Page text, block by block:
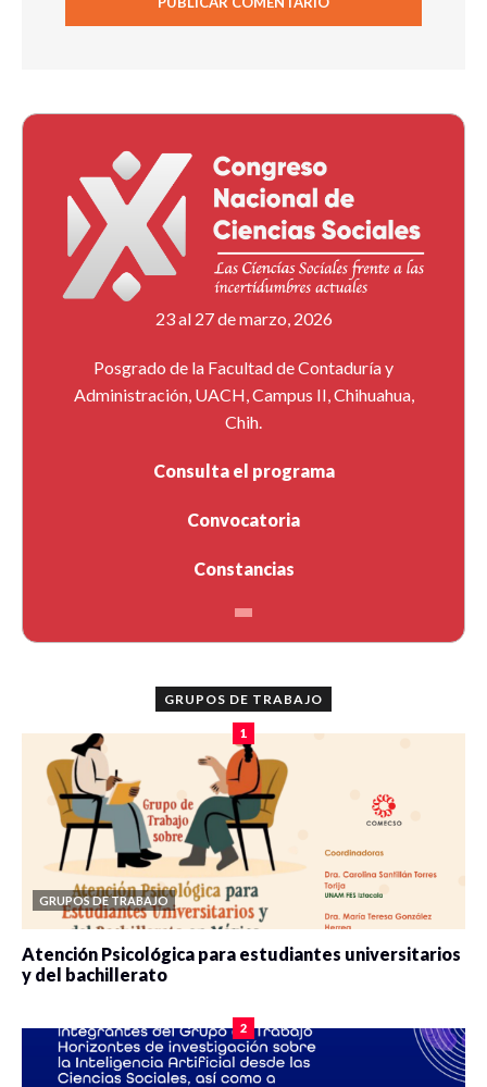
23 al 27 de marzo, 2026
Posgrado de la Facultad de Contaduría y
Administración, UACH, Campus II, Chihuahua,
Chih.
Consulta el programa
Convocatoria
Constancias
GRUPOS DE TRABAJO
1
GRUPOS DE TRABAJO
Atención Psicológica para estudiantes universitarios
y del bachillerato
2